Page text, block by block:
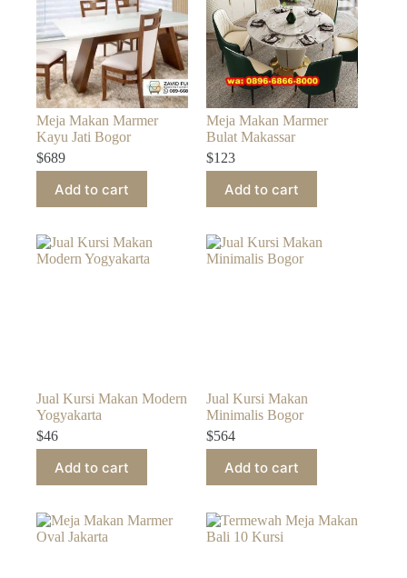
Meja Makan Marmer
Kayu Jati Bogor
$689
Add to cart
Meja Makan Marmer
Bulat Makassar
$123
Add to cart
Jual Kursi Makan Modern
Yogyakarta
$46
Add to cart
Jual Kursi Makan
Minimalis Bogor
$564
Add to cart